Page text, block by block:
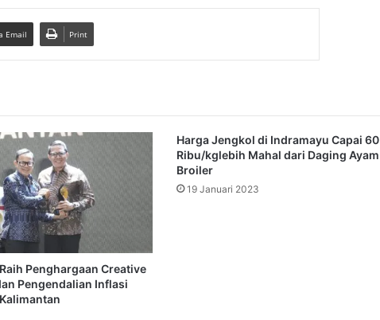
Email Print
Penghargaan Creative
Pengendalian Inflasi
Harga Jengkol di Indramayu Capai 60
Ribu/kglebih Mahal dari Daging Ayam
Broiler
19 Januari 2023